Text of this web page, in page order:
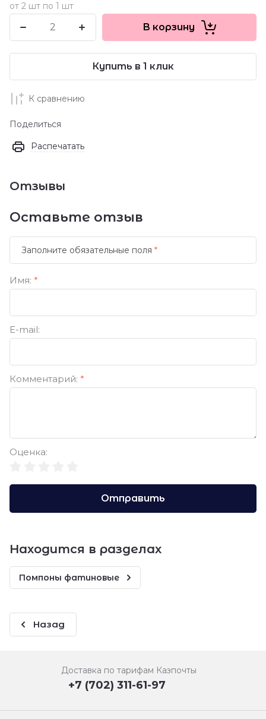
от 2 шт по 1 шт
В корзину
Купить в 1 клик
К сравнению
Поделиться
Распечатать
Отзывы
Оставьте отзыв
Заполните обязательные поля *
Имя: *
E-mail:
Комментарий: *
Оценка:
Отправить
Находится в разделах
Помпоны фатиновые
Назад
Доставка по тарифам Казпочты
+7 (702) 311-61-97